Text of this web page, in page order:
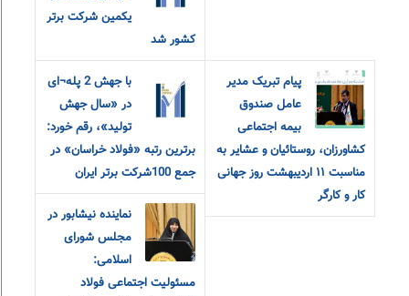
یکمین شرکت برتر
کشور شد
پیام تبریک مدیر
عامل صندوق
بیمه اجتماعی
کشاورزان، روستائیان و عشایر به
مناسبت ۱۱ اردیبهشت روز جهانی
کار و کارگر
با جهش 2 پله¬ای
در «سال جهش
تولید»، رقم خورد:
برترین رتبه «فولاد خراسان» در
جمع 100شرکت برتر ایران
نماینده نیشابور در
مجلس شورای
اسلامی:
مسئولیت اجتماعی فولاد